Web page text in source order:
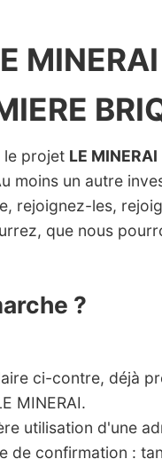
le projet LE MINERAI
moins un autre
rejoignez-les,
que nous
?
ci-contre, déjà
MINERAI.
utilisation d'une
de confirmation :